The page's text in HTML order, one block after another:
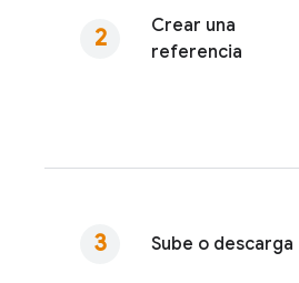
Crear una
referencia
Sube o descarga